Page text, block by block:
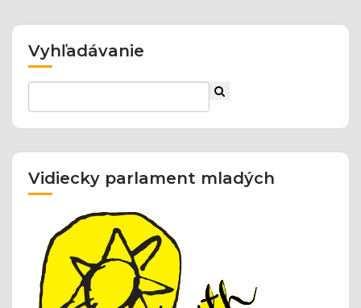
Vyhľadávanie
Vidiecky parlament mladých